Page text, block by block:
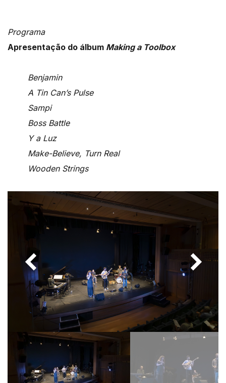
Programa
Apresentação do álbum Making a Toolbox
Benjamin
A Tin Can’s Pulse
Sampi
Boss Battle
Y a Luz
Make-Believe, Turn Real
Wooden Strings